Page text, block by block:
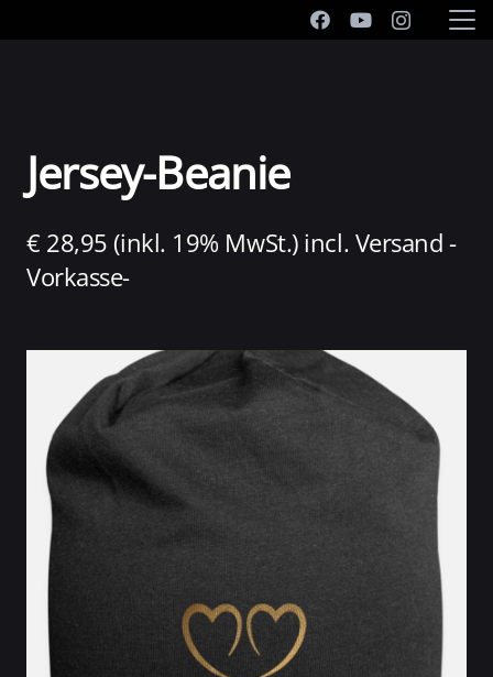
Jersey-Beanie
€ 28,95 (inkl. 19% MwSt.) incl. Versand -
Vorkasse-